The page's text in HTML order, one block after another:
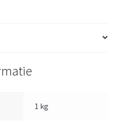
1 kg